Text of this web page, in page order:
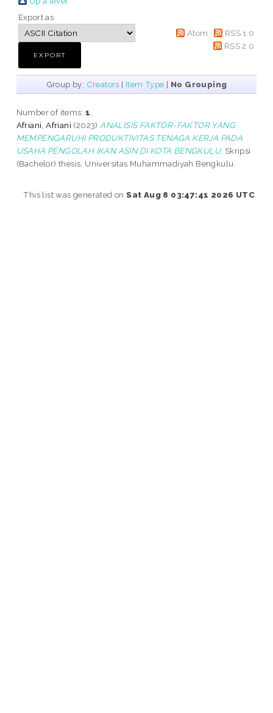
Export as
Atom
RSS 1.0
RSS 2.0
Group by: Creators | Item Type | No Grouping
Number of items:1
Afriani, Afriani (2023) ANALISIS FAKTOR-FAKTOR YANG
MEMPENGARUHI PRODUKTIVITAS TENAGA KERJA PADA
USAHA PENGOLAH IKAN ASIN DI KOTA BENGKULU. Skripsi
(Bachelor) thesis, Universitas Muhammadiyah Bengkulu.
This list was generated onSat Aug 8 03:47:41 2026 UTC.